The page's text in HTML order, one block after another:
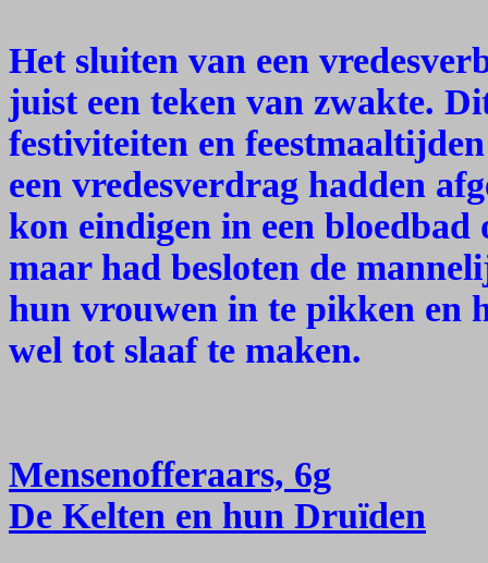
Het sluiten van een
juist een teken van zwakte.
festiviteiten en
een vredesverdrag hadden
kon eindigen in een
maar had besloten de
hun vrouwen in te pikken en
wel tot slaaf te maken.
Mensenofferaars, 6g
De Kelten en hun Druïden